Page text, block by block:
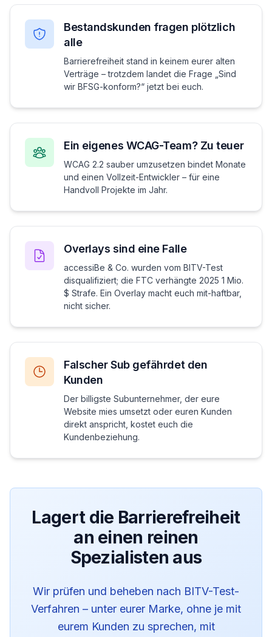
Bestandskunden fragen plötzlich
alle
Barrierefreiheit stand in keinem eurer alten
Verträge – trotzdem landet die Frage „Sind
wir BFSG-konform?“ jetzt bei euch.
Ein eigenes WCAG-Team? Zu teuer
WCAG 2.2 sauber umzusetzen bindet Monate
und einen Vollzeit-Entwickler – für eine
Handvoll Projekte im Jahr.
Overlays sind eine Falle
accessiBe & Co. wurden vom BITV-Test
disqualifiziert; die FTC verhängte 2025 1 Mio.
$ Strafe. Ein Overlay macht euch mit-haftbar,
nicht sicher.
Falscher Sub gefährdet den
Kunden
Der billigste Subunternehmer, der eure
Website mies umsetzt oder euren Kunden
direkt anspricht, kostet euch die
Kundenbeziehung.
Lagert die Barrierefreiheit
an einen reinen
Spezialisten aus
Wir prüfen und beheben nach BITV-Test-
Verfahren – unter eurer Marke, ohne je mit
eurem Kunden zu sprechen, mit